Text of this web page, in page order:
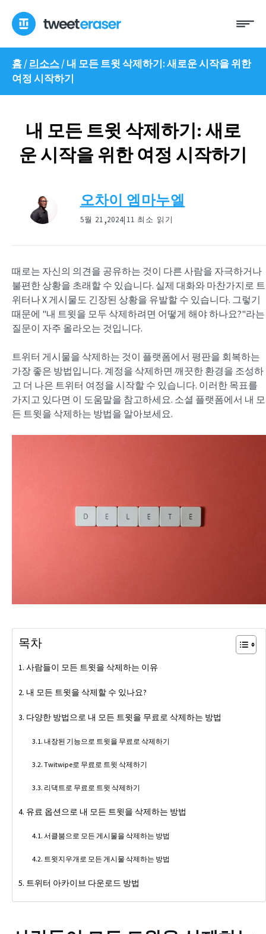
로
뛰
메
홈/리소스/내 모든 트윗 삭제하기: 새로운 시작을 위한
여정 시작하기
내 모든 트윗 삭제하기: 새로
운 시작을 위한 여정 시작하기
오차이 엠마누엘
5월 21,2024| 11 최소 읽기
때로는 자신의 의견을 공유하는 것이 다른 사람을 자극하거나
불편한 상황을 초래할 수 있습니다. 실제 대화와 마찬가지로 트
위터나 X 게시물도 긴장된 상황을 유발할 수 있습니다. 그렇기
때문에 "내 트윗을 모두 삭제하려면 어떻게 해야 하나요?"라는
질문이 자주 올라오는 것입니다.
트위터 게시물을 삭제하는 것이 플랫폼에서 평판을 회복하는
가장 좋은 방법입니다. 계정을 삭제하면 깨끗한 환경을 조성하
고 더 나은 트위터 여정을 시작할 수 있습니다. 이러한 목표를
가지고 있다면 이 도움말을 참고하세요. 소셜 플랫폼에서 내 모
든 트윗을 삭제하는 방법을 알아보세요.
목차
사람들이 모든 트윗을 삭제하는 이유
내 모든 트윗을 삭제할 수 있나요?
다양한 방법으로 내 모든 트윗을 무료로 삭제하는 방법
내장된 기능으로 트윗을 무료로 삭제하기
Twitwipe로 무료로 트윗 삭제하기
리댁트로 무료로 트윗 삭제하기
유료 옵션으로 내 모든 트윗을 삭제하는 방법
서클붐으로 모든 게시물을 삭제하는 방법
트윗지우개로 모든 게시물 삭제하는 방법
트위터 아카이브 다운로드 방법